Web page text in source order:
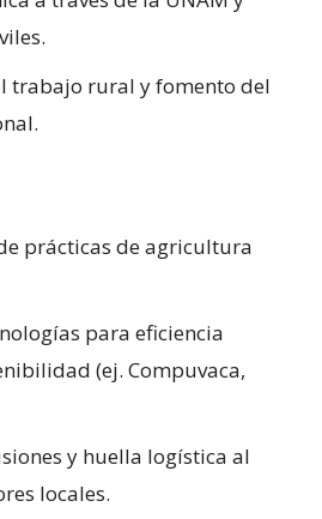
trabajo rural y fomento del
prácticas de agricultura
para eficiencia
(ej. Compuvaca,
y huella logística al
locales.